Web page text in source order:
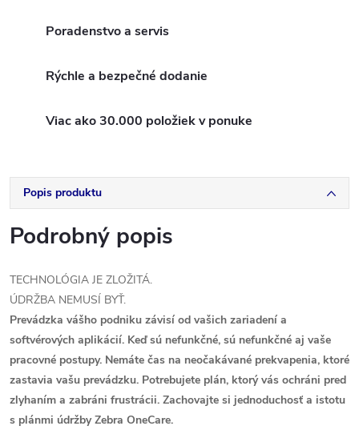
Poradenstvo a servis
Rýchle a bezpečné dodanie
Viac ako 30.000 položiek v ponuke
Popis produktu
Podrobný popis
TECHNOLÓGIA JE ZLOŽITÁ.
ÚDRŽBA NEMUSÍ BYŤ.
Prevádzka vášho podniku závisí od vašich zariadení a
softvérových aplikácií. Keď sú nefunkčné, sú nefunkčné aj vaše
pracovné postupy. Nemáte čas na neočakávané prekvapenia, ktoré
zastavia vašu prevádzku. Potrebujete plán, ktorý vás ochráni pred
zlyhaním a zabráni frustrácii. Zachovajte si jednoduchosť a istotu
s plánmi údržby Zebra OneCare.